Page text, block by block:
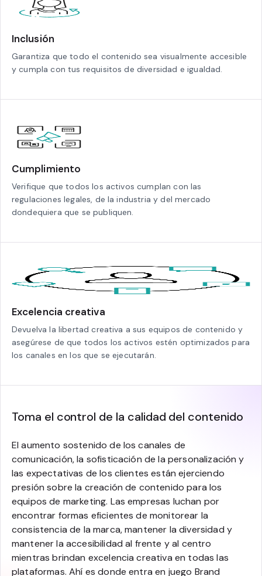
Inclusión
Garantiza que todo el contenido sea visualmente accesible
y cumpla con tus requisitos de diversidad e igualdad.
Cumplimiento
Verifique que todos los activos cumplan con las
regulaciones legales, de la industria y del mercado
dondequiera que se publiquen.
Excelencia creativa
Devuelva la libertad creativa a sus equipos de contenido y
asegúrese de que todos los activos estén optimizados para
los canales en los que se ejecutarán.
Toma el control de la calidad del contenido
El aumento sostenido de los canales de
comunicación, la sofisticación de la personalización y
las expectativas de los clientes están ejerciendo
presión sobre la creación de contenido para los
equipos de marketing. Las empresas luchan por
encontrar formas eficientes de monitorear la
consistencia de la marca, mantener la diversidad y
mantener la accesibilidad al frente y al centro
mientras brindan excelencia creativa en todas las
plataformas. Ahí es donde entra en juego Brand